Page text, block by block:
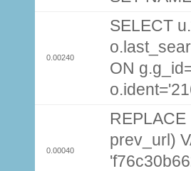
0.00240
SELECT
ON
0.00040
prev_url)